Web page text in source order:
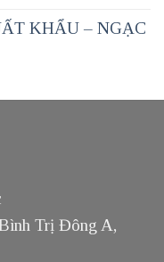
KHẨU – NGẠC
Trị Đông A,